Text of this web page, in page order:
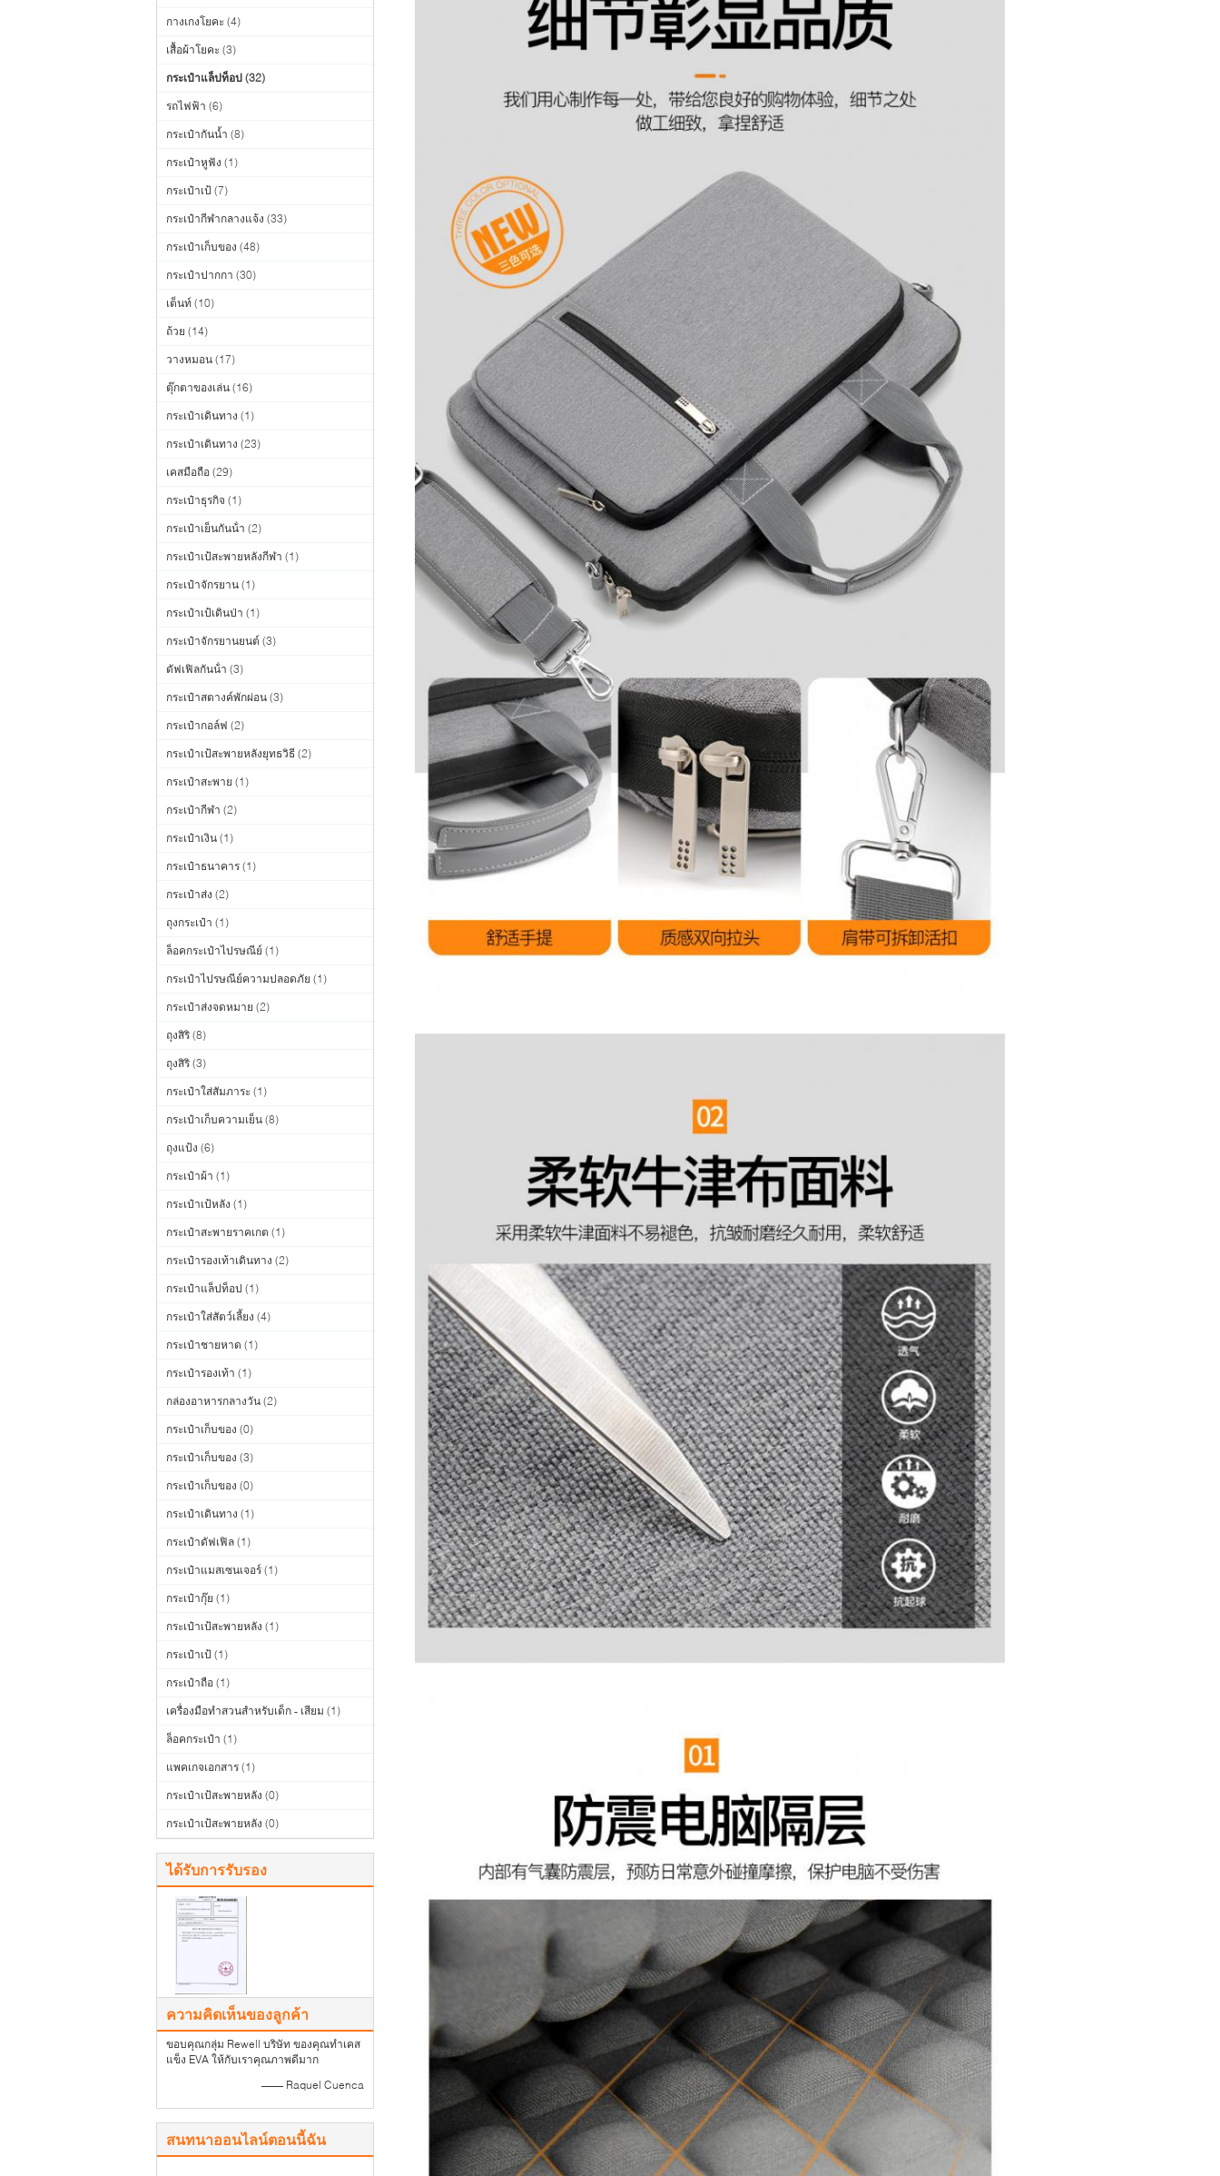
กางเกงโยคะ (4)
เสื้อผ้าโยคะ (3)
กระเป๋าแล็ปท็อป (32)
รถไฟฟ้า (6)
กระเป๋ากันน้ำ (8)
กระเป๋าหูฟัง (1)
กระเป๋าเป้ (7)
กระเป๋ากีฬากลางแจ้ง (33)
กระเป๋าเก็บของ (48)
กระเป๋าปากกา (30)
เต็นท์ (10)
ถ้วย (14)
วางหมอน (17)
ตุ๊กตาของเล่น (16)
กระเป๋าเดินทาง (1)
กระเป๋าเดินทาง (23)
เคสมือถือ (29)
กระเป๋าธุรกิจ (1)
กระเป๋าเย็นกันน้ํา (2)
กระเป๋าเป้สะพายหลังกีฬา (1)
กระเป๋าจักรยาน (1)
กระเป๋าเป้เดินป่า (1)
กระเป๋าจักรยานยนต์ (3)
ดัฟเฟิลกันน้ํา (3)
กระเป๋าสตางค์พักผ่อน (3)
กระเป๋ากอล์ฟ (2)
กระเป๋าเป้สะพายหลังยุทธวิธี (2)
กระเป๋าสะพาย (1)
กระเป๋ากีฬา (2)
กระเป๋าเงิน (1)
กระเป๋าธนาคาร (1)
กระเป๋าส่ง (2)
ถุงกระเป๋า (1)
ล็อคกระเป๋าไปรษณีย์ (1)
กระเป๋าไปรษณีย์ความปลอดภัย (1)
กระเป๋าส่งจดหมาย (2)
ถุงสิริ (8)
ถุงสิริ (3)
กระเป๋าใส่สัมภาระ (1)
กระเป๋าเก็บความเย็น (8)
ถุงแป้ง (6)
กระเป๋าผ้า (1)
กระเป๋าเป้หลัง (1)
กระเป๋าสะพายราคเกต (1)
กระเป๋ารองเท้าเดินทาง (2)
กระเป๋าแล็ปท็อป (1)
กระเป๋าใส่สัตว์เลี้ยง (4)
กระเป๋าชายหาด (1)
กระเป๋ารองเท้า (1)
กล่องอาหารกลางวัน (2)
กระเป๋าเก็บของ (0)
กระเป๋าเก็บของ (3)
กระเป๋าเก็บของ (0)
กระเป๋าเดินทาง (1)
กระเป๋าดัฟเฟิล (1)
กระเป๋าแมสเซนเจอร์ (1)
กระเป๋ากุ๊ย (1)
กระเป๋าเป้สะพายหลัง (1)
กระเป๋าเป้ (1)
กระเป๋าถือ (1)
เครื่องมือทำสวนสำหรับเด็ก - เสียม (1)
ล็อคกระเป๋า (1)
แพคเกจเอกสาร (1)
กระเป๋าเป้สะพายหลัง (0)
กระเป๋าเป้สะพายหลัง (0)
ได้รับการรับรอง
ความคิดเห็นของลูกค้า
ขอบคุณกลุ่ม Rewell บริษัท ของคุณทำเคส
แข็ง EVA ให้กับเราคุณภาพดีมาก
—— Raquel Cuenca
สนทนาออนไลน์ตอนนี้ฉัน